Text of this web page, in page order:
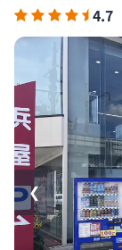
4.7
❮